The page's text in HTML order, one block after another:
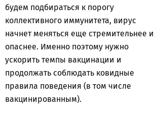
будем подбираться к порогу
коллективного иммунитета, вирус
начнет меняться еще стремительнее и
опаснее. Именно поэтому нужно
ускорить темпы вакцинации и
продолжать соблюдать ковидные
правила поведения (в том числе
вакцинированным).